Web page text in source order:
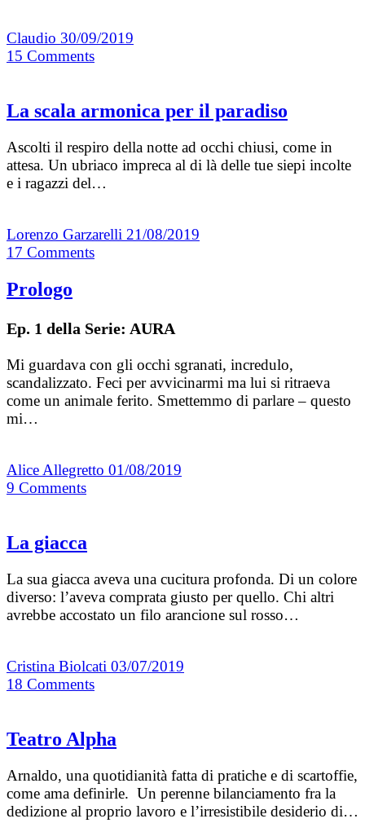
Claudio 30/09/2019
15 Comments
La scala armonica per il paradiso
Ascolti il respiro della notte ad occhi chiusi, come in
attesa. Un ubriaco impreca al di là delle tue siepi incolte
e i ragazzi del…
Lorenzo Garzarelli 21/08/2019
17 Comments
Prologo
Ep. 1 della Serie: AURA
Mi guardava con gli occhi sgranati, incredulo,
scandalizzato. Feci per avvicinarmi ma lui si ritraeva
come un animale ferito. Smettemmo di parlare – questo
mi…
Alice Allegretto 01/08/2019
9 Comments
La giacca
La sua giacca aveva una cucitura profonda. Di un colore
diverso: l’aveva comprata giusto per quello. Chi altri
avrebbe accostato un filo arancione sul rosso…
Cristina Biolcati 03/07/2019
18 Comments
Teatro Alpha
Arnaldo, una quotidianità fatta di pratiche e di scartoffie,
come ama definirle. Un perenne bilanciamento fra la
dedizione al proprio lavoro e l’irresistibile desiderio di…